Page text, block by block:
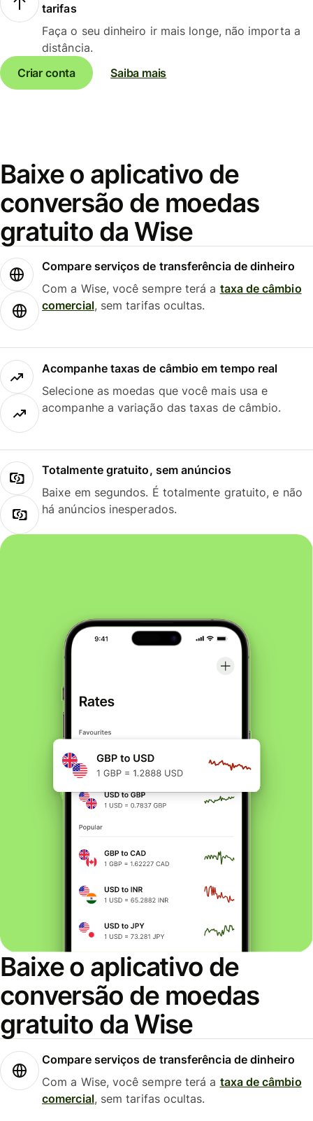
tarifas
Faça o seu dinheiro ir mais longe, não importa a
distância.
Criar conta
Saiba mais
Baixe o aplicativo de
conversão de moedas
gratuito da Wise
Compare serviços de transferência de dinheiro
Com a Wise, você sempre terá a taxa de câmbio
comercial, sem tarifas ocultas.
Acompanhe taxas de câmbio em tempo real
Selecione as moedas que você mais usa e
acompanhe a variação das taxas de câmbio.
Totalmente gratuito, sem anúncios
Baixe em segundos. É totalmente gratuito, e não
há anúncios inesperados.
Baixe o aplicativo de
conversão de moedas
gratuito da Wise
Compare serviços de transferência de dinheiro
Com a Wise, você sempre terá a taxa de câmbio
comercial, sem tarifas ocultas.